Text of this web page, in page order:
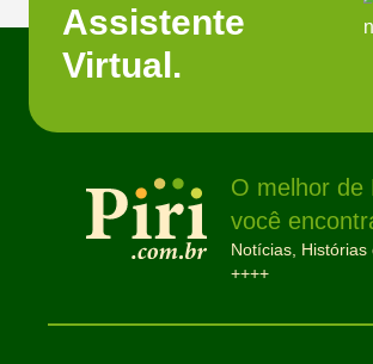
Assistente
Virtual.
O melhor de
você
Notícias, Histórias
++++